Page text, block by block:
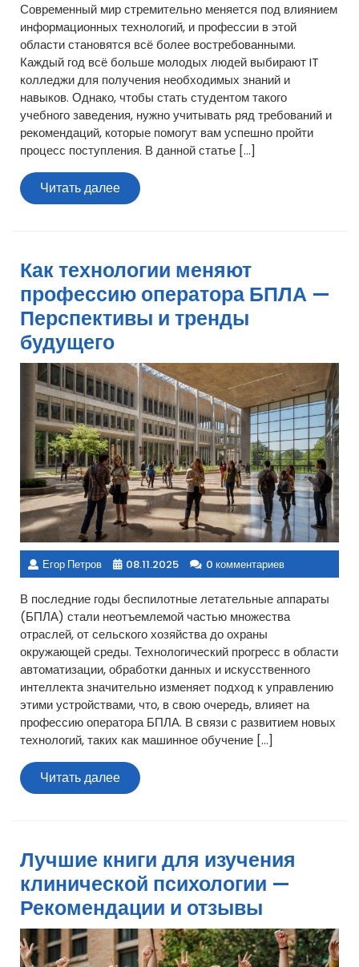
Современный мир стремительно меняется под влиянием
информационных технологий, и профессии в этой
области становятся всё более востребованными.
Каждый год всё больше молодых людей выбирают IT
колледжи для получения необходимых знаний и
навыков. Однако, чтобы стать студентом такого
учебного заведения, нужно учитывать ряд требований и
рекомендаций, которые помогут вам успешно пройти
процесс поступления. В данной статье […]
Читать далееЧитать
далее
Как технологии меняют
профессию оператора БПЛА —
Перспективы и тренды
будущего
Егор Петров 08.11.2025 0 комментариев
В последние годы беспилотные летательные аппараты
(БПЛА) стали неотъемлемой частью множества
отраслей, от сельского хозяйства до охраны
окружающей среды. Технологический прогресс в области
автоматизации, обработки данных и искусственного
интеллекта значительно изменяет подход к управлению
этими устройствами, что, в свою очередь, влияет на
профессию оператора БПЛА. В связи с развитием новых
технологий, таких как машинное обучение […]
Читать далееЧитать
далее
Лучшие книги для изучения
клинической психологии —
Рекомендации и отзывы